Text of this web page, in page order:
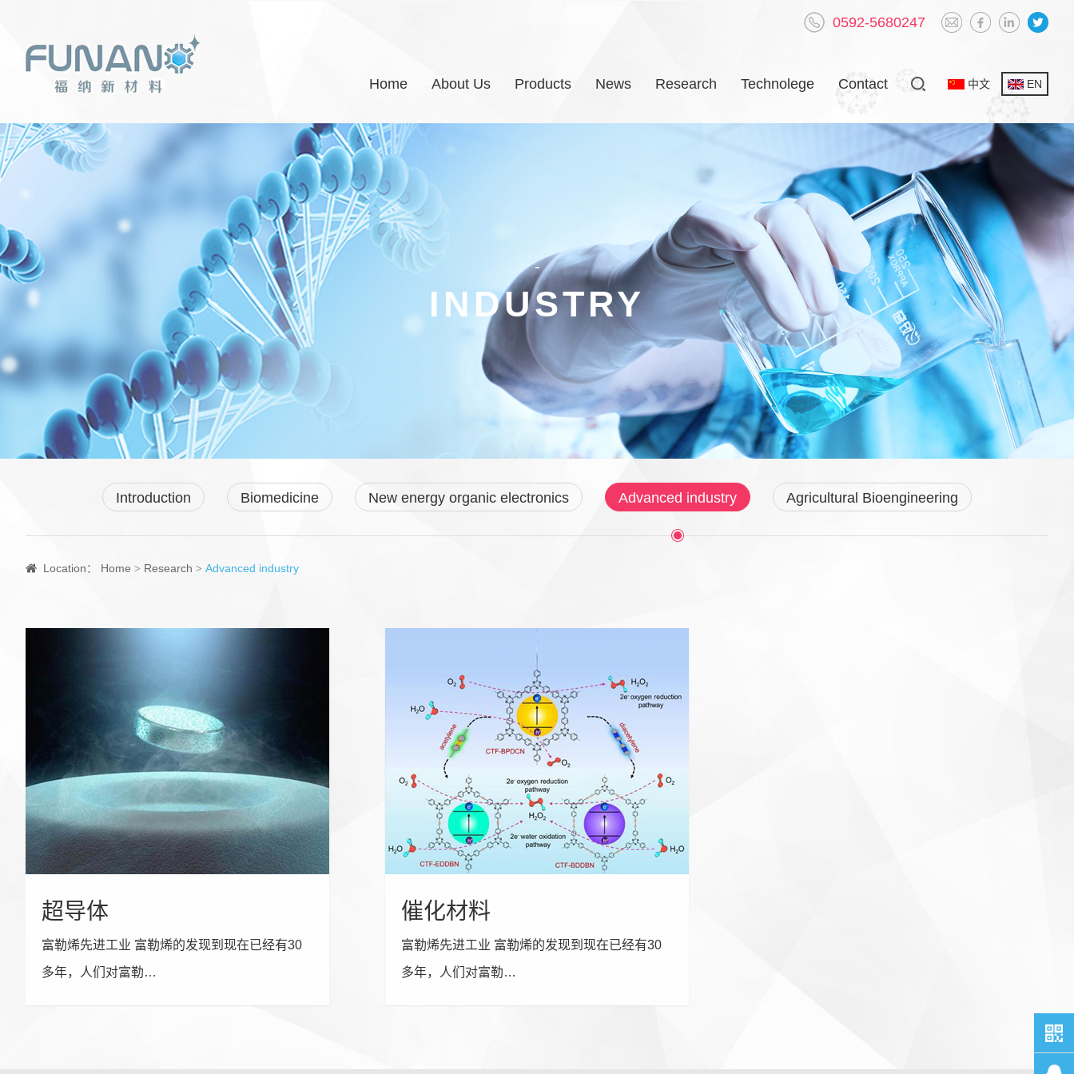
0592-5680247
Home About Us Products News Research Technolege Contact 中文 EN
-
INDUSTRY
Introduction Biomedicine New energy organic electronics Advanced industry Agricultural Bioengineering
Location： Home > Research > Advanced industry
超导体
富勒烯先进工业 富勒烯的发现到现在已经有30
多年，人们对富勒…
催化材料
富勒烯先进工业 富勒烯的发现到现在已经有30
多年，人们对富勒…